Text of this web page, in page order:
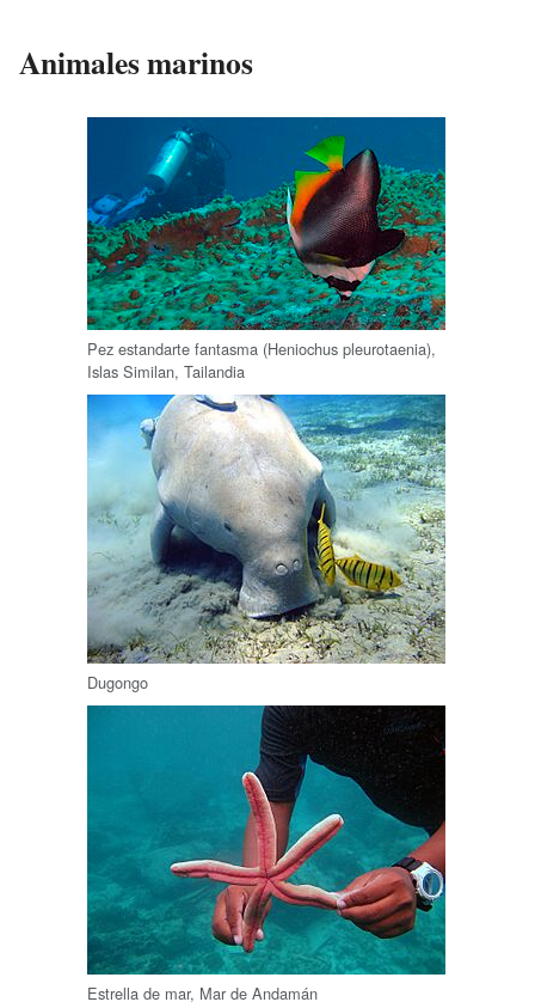
Animales marinos
Pez estandarte fantasma (Heniochus pleurotaenia),
Islas Similan, Tailandia
Dugongo
Estrella de mar, Mar de Andamán